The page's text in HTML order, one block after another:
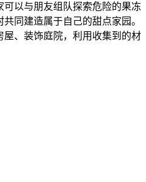
以与朋友组队探索危险的果冻
同建造属于自己的甜点家园。
、装饰庭院，利用收集到的材